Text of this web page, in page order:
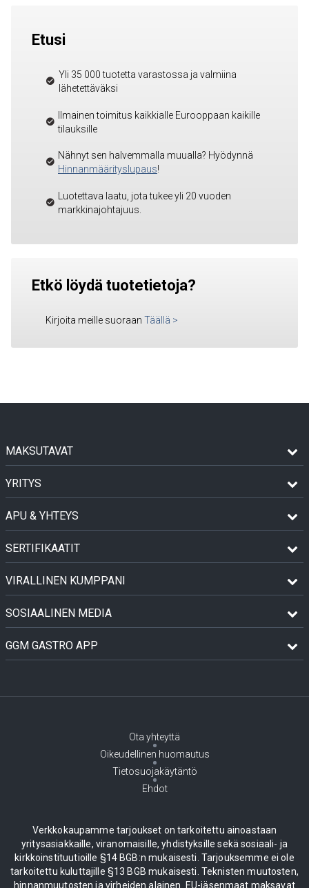
Etusi
Yli 35 000 tuotetta varastossa ja valmiina
lähetettäväksi
Ilmainen toimitus kaikkialle Eurooppaan kaikille
tilauksille
Nähnyt sen halvemmalla muualla? Hyödynnä
Hinnanmäärityslupaus!
Luotettava laatu, jota tukee yli 20 vuoden
markkinajohtajuus.
Etkö löydä tuotetietoja?
Kirjoita meille suoraan Täällä >
MAKSUTAVAT
YRITYS
APU & YHTEYS
SERTIFIKAATIT
VIRALLINEN KUMPPANI
SOSIAALINEN MEDIA
GGM GASTRO APP
Ota yhteyttä
Oikeudellinen huomautus
Tietosuojakäytäntö
Ehdot
Verkkokaupamme tarjoukset on tarkoitettu ainoastaan
yritysasiakkaille, viranomaisille, yhdistyksille sekä sosiaali- ja
kirkkoinstituutioille §14 BGB:n mukaisesti. Tarjouksemme ei ole
tarkoitettu kuluttajille §13 BGB mukaisesti. Teknisten muutosten,
hinnanmuutosten ja virheiden alainen. EU-jäsenmaat maksavat